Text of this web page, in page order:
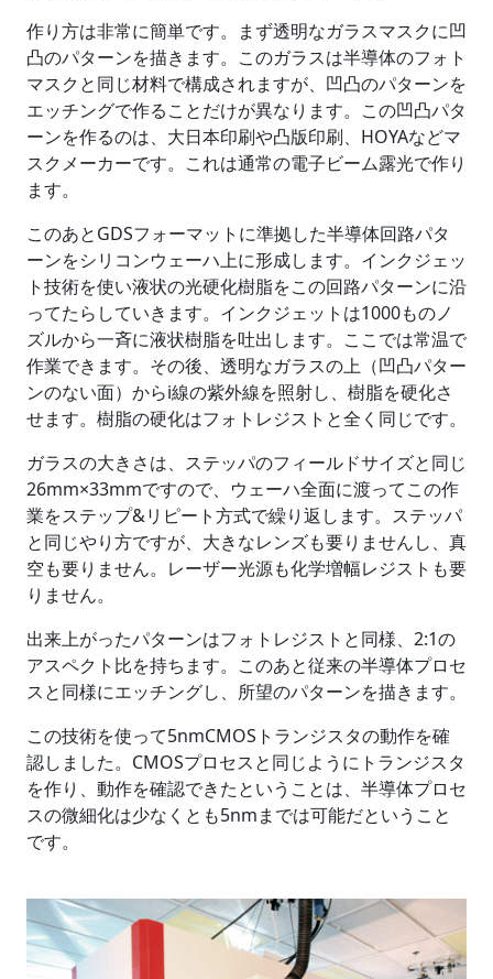
作り方は非常に簡単です。まず透明なガラスマスクに凹
凸のパターンを描きます。このガラスは半導体のフォト
マスクと同じ材料で構成されますが、凹凸のパターンを
エッチングで作ることだけが異なります。この凹凸パタ
ーンを作るのは、大日本印刷や凸版印刷、HOYAなどマ
スクメーカーです。これは通常の電子ビーム露光で作り
ます。
このあとGDSフォーマットに準拠した半導体回路パタ
ーンをシリコンウェーハ上に形成します。インクジェッ
ト技術を使い液状の光硬化樹脂をこの回路パターンに沿
ってたらしていきます。インクジェットは1000ものノ
ズルから一斉に液状樹脂を吐出します。ここでは常温で
作業できます。その後、透明なガラスの上（凹凸パター
ンのない面）からi線の紫外線を照射し、樹脂を硬化さ
せます。樹脂の硬化はフォトレジストと全く同じです。
ガラスの大きさは、ステッパのフィールドサイズと同じ
26mm×33mmですので、ウェーハ全面に渡ってこの作
業をステップ&リピート方式で繰り返します。ステッパ
と同じやり方ですが、大きなレンズも要りませんし、真
空も要りません。レーザー光源も化学増幅レジストも要
りません。
出来上がったパターンはフォトレジストと同様、2:1の
アスペクト比を持ちます。このあと従来の半導体プロセ
スと同様にエッチングし、所望のパターンを描きます。
この技術を使って5nmCMOSトランジスタの動作を確
認しました。CMOSプロセスと同じようにトランジスタ
を作り、動作を確認できたということは、半導体プロセ
スの微細化は少なくとも5nmまでは可能だということ
です。